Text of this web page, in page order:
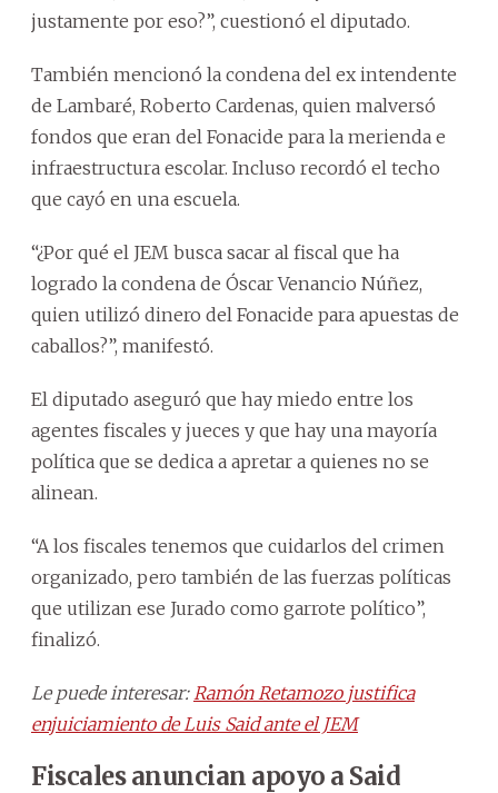
justamente por eso?”, cuestionó el diputado.
También mencionó la condena del ex intendente
de Lambaré, Roberto Cardenas, quien malversó
fondos que eran del Fonacide para la merienda e
infraestructura escolar. Incluso recordó el techo
que cayó en una escuela.
“¿Por qué el JEM busca sacar al fiscal que ha
logrado la condena de Óscar Venancio Núñez,
quien utilizó dinero del Fonacide para apuestas de
caballos?”, manifestó.
El diputado aseguró que hay miedo entre los
agentes fiscales y jueces y que hay una mayoría
política que se dedica a apretar a quienes no se
alinean.
“A los fiscales tenemos que cuidarlos del crimen
organizado, pero también de las fuerzas políticas
que utilizan ese Jurado como garrote político”,
finalizó.
Le puede interesar: Ramón Retamozo justifica
enjuiciamiento de Luis Said ante el JEM
Fiscales anuncian apoyo a Said